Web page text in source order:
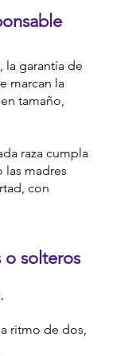
la garantía de
marcan la
tamaño,
raza cumpla
las madres
con
o solteros​
ritmo de dos,